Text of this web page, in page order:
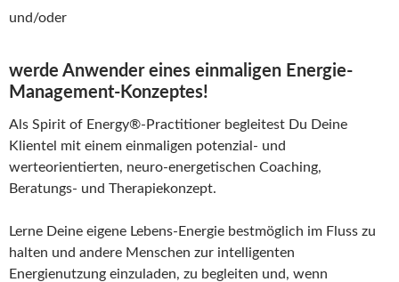
und/oder
werde Anwender eines einmaligen Energie-
Management-Konzeptes!
Als Spirit of Energy®-Practitioner begleitest Du Deine
Klientel mit einem einmaligen potenzial- und
werteorientierten, neuro-energetischen Coaching,
Beratungs- und Therapiekonzept.
Lerne Deine eigene Lebens-Energie bestmöglich im Fluss zu
halten und andere Menschen zur intelligenten
Energienutzung einzuladen, zu begleiten und, wenn